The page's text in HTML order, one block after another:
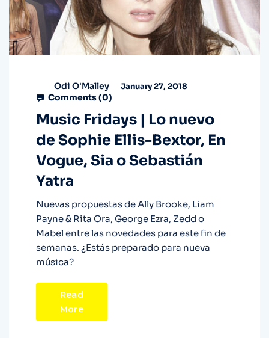
Odi O'Malley January 27, 2018
Comments (0)
Music Fridays | Lo nuevo
de Sophie Ellis-Bextor, En
Vogue, Sia o Sebastián
Yatra
Nuevas propuestas de Ally Brooke, Liam
Payne & Rita Ora, George Ezra, Zedd o
Mabel entre las novedades para este fin de
semanas. ¿Estás preparado para nueva
música?
Read
More